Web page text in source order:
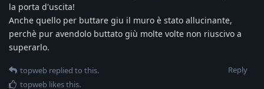
la porta d'uscita!
Anche quello per buttare giu il muro è stato allucinante,
perchè pur avendolo buttato giù molte volte non riuscivo a
superarlo.
Reply
topweb replied to this.
topweb likes this.